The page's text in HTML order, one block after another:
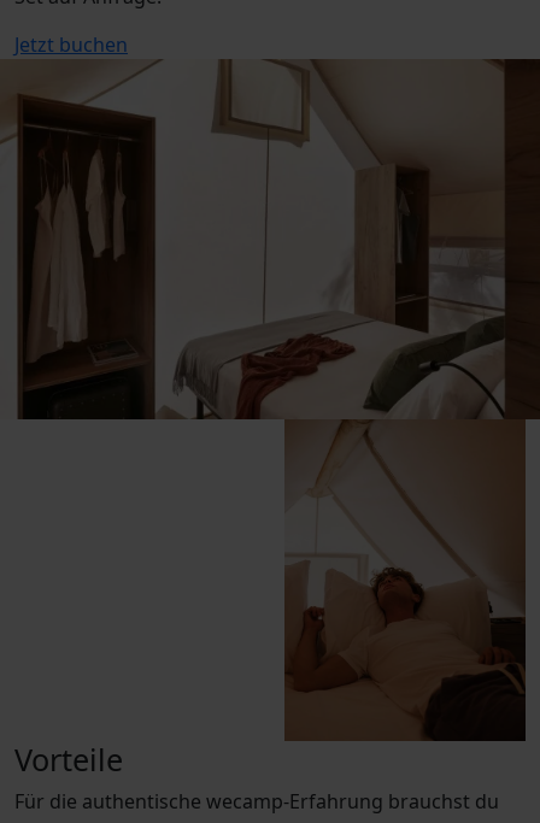
Jetzt buchen
Vorteile
Für die authentische wecamp-Erfahrung brauchst du